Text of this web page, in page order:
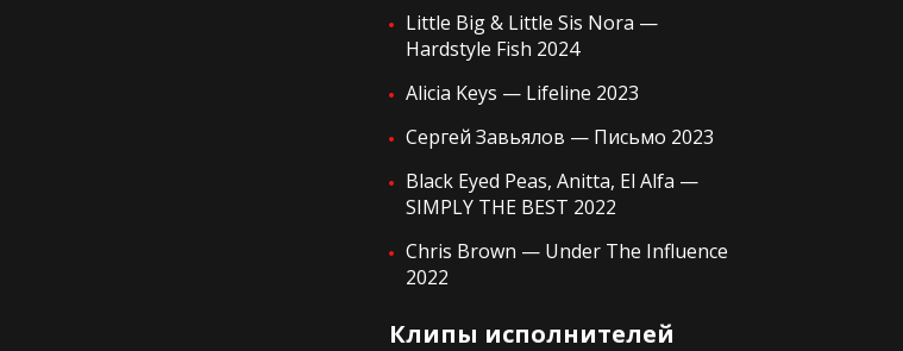
Little Big & Little Sis Nora —
Hardstyle Fish 2024
Alicia Keys — Lifeline 2023
Сергей Завьялов — Письмо 2023
Black Eyed Peas, Anitta, El Alfa —
SIMPLY THE BEST 2022
Chris Brown — Under The Influence
2022
Клипы исполнителей